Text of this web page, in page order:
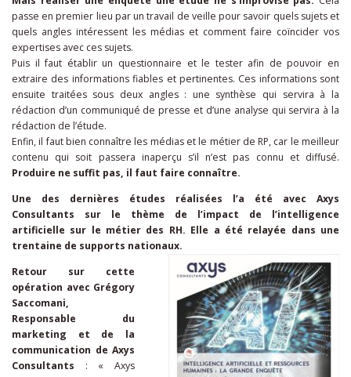
passe en premier lieu par un travail de veille pour savoir quels sujets et
quels angles intéressent les médias et comment faire coïncider vos
expertises avec ces sujets.
Puis il faut établir un questionnaire et le tester afin de pouvoir en
extraire des informations fiables et pertinentes. Ces informations sont
ensuite traitées sous deux angles : une synthèse qui servira à la
rédaction d’un communiqué de presse et d’une analyse qui servira à la
rédaction de l’étude.
Enfin, il faut bien connaître les médias et le métier de RP, car le meilleur
contenu qui soit passera inaperçu s’il n’est pas connu et diffusé.
Produire ne suffit pas, il faut faire connaître.
Une des dernières études réalisées l’a été avec Axys
Consultants sur le thème de l’impact de l’intelligence
artificielle sur le métier des RH. Elle a été relayée dans une
trentaine de supports nationaux.
Retour sur cette
opération avec Grégory
Saccomani,
Responsable du
marketing et de la
communication de Axys
Consultants : « Axys